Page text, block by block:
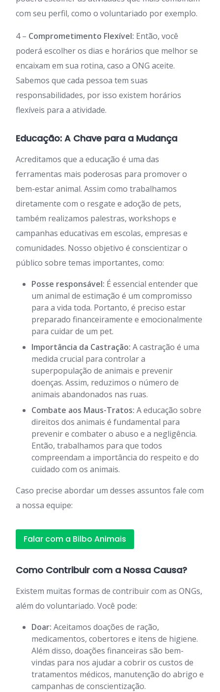
com seu perfil, como o voluntariado por exemplo.
4 – Comprometimento Flexível: Então, você
poderá escolher os dias e horários que melhor se
encaixam em sua rotina, caso a ONG aceite.
Sabemos que cada pessoa tem suas
responsabilidades, por isso existem horários
flexíveis para a atividade.
Educação: A Chave para a Mudança
Acreditamos que a educação é uma das
ferramentas mais poderosas para promover o
bem-estar animal. Assim como trabalhamos
diretamente com o resgate e adoção de pets,
também realizamos palestras, workshops e
campanhas educativas em escolas, empresas e
comunidades. Nosso objetivo é conscientizar o
público sobre temas importantes, como:
Posse responsável: É essencial entender que
um animal de estimação é um compromisso
para a vida toda. Portanto, é preciso estar
preparado financeiramente e emocionalmente
para cuidar de um pet.
Importância da Castração: A castração é uma
medida crucial para controlar a
superpopulação de animais e prevenir
doenças. Assim, reduzimos o número de
animais abandonados nas ruas.
Combate aos Maus-Tratos: A educação sobre
direitos dos animais é fundamental para
prevenir e combater o abuso e a negligência.
Então, trabalhamos para que todos
compreendam a importância do respeito e do
cuidado com os animais.
Caso precise abordar um desses assuntos fale com
a nossa equipe:
Falar com a Bilbo Animais
Como Contribuir com a Nossa Causa?
Existem muitas formas de contribuir com as ONGs,
além do voluntariado. Você pode:
Doar: Aceitamos doações de ração,
medicamentos, cobertores e itens de higiene.
Além disso, doações financeiras são bem-
vindas para nos ajudar a cobrir os custos de
tratamentos médicos, manutenção do abrigo e
campanhas de conscientização.